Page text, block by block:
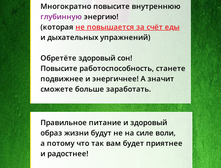
Многократно повысите внутреннюю
глубинную энергию!
(которая не повышается за счёт еды
и дыхательных упражнений)
Обретёте здоровый сон!
Повысите работоспособность, станете
подвижнее и энергичнее! А значит
сможете больше заработать.
Правильное питание и здоровый
образ жизни будут не на силе воли,
а потому что так вам будет приятнее
и радостнее!